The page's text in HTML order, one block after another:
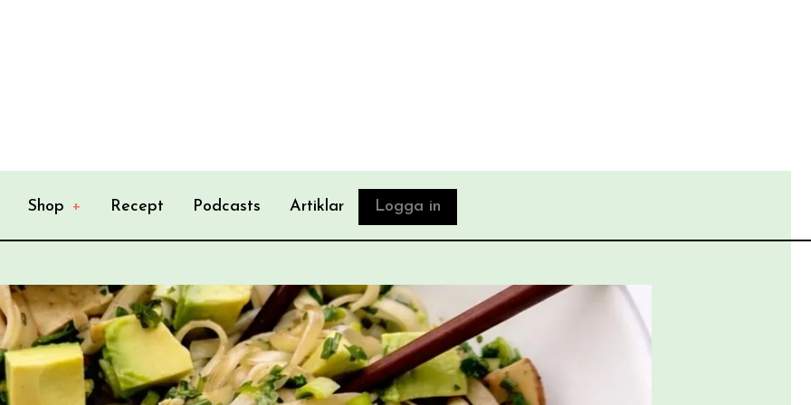
Shop + Recept Podcasts Artiklar Logga in